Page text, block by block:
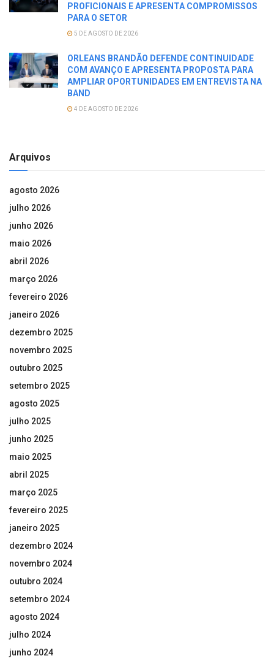
PROFICIONAIS E APRESENTA COMPROMISSOS
PARA O SETOR
5 DE AGOSTO DE 2026
ORLEANS BRANDÃO DEFENDE CONTINUIDADE
COM AVANÇO E APRESENTA PROPOSTA PARA
AMPLIAR OPORTUNIDADES EM ENTREVISTA NA
BAND
4 DE AGOSTO DE 2026
Arquivos
agosto 2026
julho 2026
junho 2026
maio 2026
abril 2026
março 2026
fevereiro 2026
janeiro 2026
dezembro 2025
novembro 2025
outubro 2025
setembro 2025
agosto 2025
julho 2025
junho 2025
maio 2025
abril 2025
março 2025
fevereiro 2025
janeiro 2025
dezembro 2024
novembro 2024
outubro 2024
setembro 2024
agosto 2024
julho 2024
junho 2024